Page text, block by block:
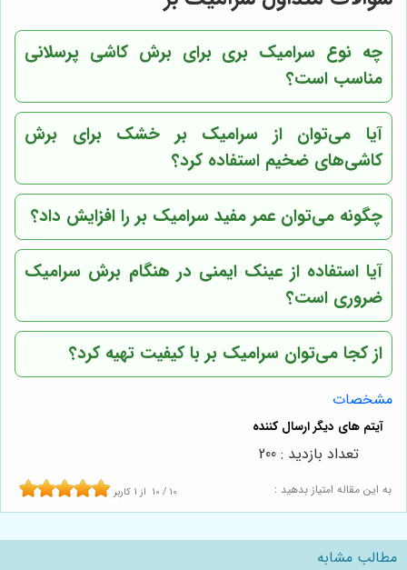
چه نوع سرامیک بری برای برش کاشی پرسلانی
مناسب است؟
آیا می‌توان از سرامیک بر خشک برای برش
کاشی‌های ضخیم استفاده کرد؟
چگونه می‌توان عمر مفید سرامیک بر را افزایش داد؟
آیا استفاده از عینک ایمنی در هنگام برش سرامیک
ضروری است؟
از کجا می‌توان سرامیک بر با کیفیت تهیه کرد؟
مشخصات
به این مقاله امتیاز بدهید : 10 / 10 از 1 کاربر
تعداد بازدید : 200
مطالب مشابه